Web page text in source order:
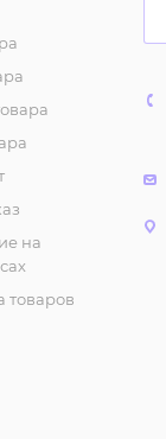
на
товаров